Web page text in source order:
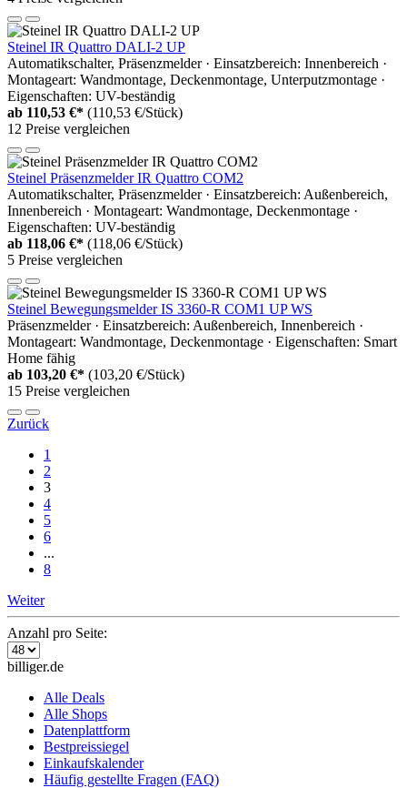
Steinel IR Quattro DALI-2 UP
Automatikschalter, Präsenzmelder · Einsatzbereich: Innenbereich ·
Montageart: Wandmontage, Deckenmontage, Unterputzmontage ·
Eigenschaften: UV-beständig
ab 110,53 €* (110,53 €/Stück)
12 Preise vergleichen
Steinel Präsenzmelder IR Quattro COM2
Automatikschalter, Präsenzmelder · Einsatzbereich: Außenbereich,
Innenbereich · Montageart: Wandmontage, Deckenmontage ·
Eigenschaften: UV-beständig
ab 118,06 €* (118,06 €/Stück)
5 Preise vergleichen
Steinel Bewegungsmelder IS 3360-R COM1 UP WS
Präsenzmelder · Einsatzbereich: Außenbereich, Innenbereich ·
Montageart: Wandmontage, Deckenmontage · Eigenschaften: Smart
Home fähig
ab 103,20 €* (103,20 €/Stück)
15 Preise vergleichen
Zurück
1
2
3
4
5
6
...
8
Weiter
Anzahl pro Seite:
billiger.de
Alle Deals
Alle Shops
Datenplattform
Bestpreissiegel
Einkaufskalender
Häufig gestellte Fragen (FAQ)